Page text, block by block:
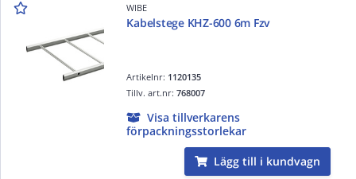
WIBE
Kabelstege KHZ-600 6m Fzv
Artikelnr: 1120135
Tillv. art.nr:768007
Visa tillverkarens
förpackningsstorlekar
Lägg till i kundvagn